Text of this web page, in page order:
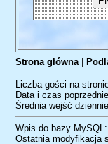
Strona główna|
Liczba gości na
Data i czas
Średnia wejść
Wpis do bazy
Ostatnia modyfikacja